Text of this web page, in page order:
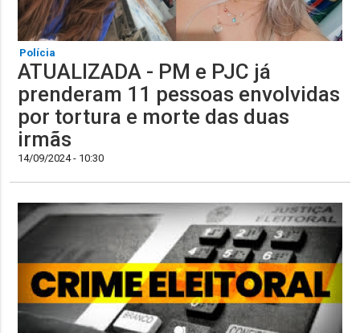
Polícia
ATUALIZADA - PM e PJC já
prenderam 11 pessoas envolvidas
por tortura e morte das duas
irmãs
14/09/2024 - 10:30